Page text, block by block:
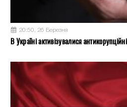
20:50, 26 Березня
В Україні активізувалися